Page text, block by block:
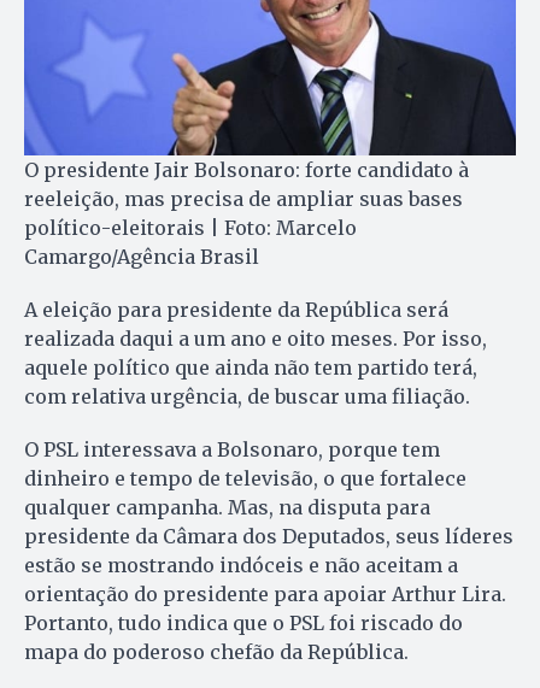
O presidente Jair Bolsonaro: forte candidato à
reeleição, mas precisa de ampliar suas bases
político-eleitorais | Foto: Marcelo
Camargo/Agência Brasil
A eleição para presidente da República será
realizada daqui a um ano e oito meses. Por isso,
aquele político que ainda não tem partido terá,
com relativa urgência, de buscar uma filiação.
O PSL interessava a Bolsonaro, porque tem
dinheiro e tempo de televisão, o que fortalece
qualquer campanha. Mas, na disputa para
presidente da Câmara dos Deputados, seus líderes
estão se mostrando indóceis e não aceitam a
orientação do presidente para apoiar Arthur Lira.
Portanto, tudo indica que o PSL foi riscado do
mapa do poderoso chefão da República.